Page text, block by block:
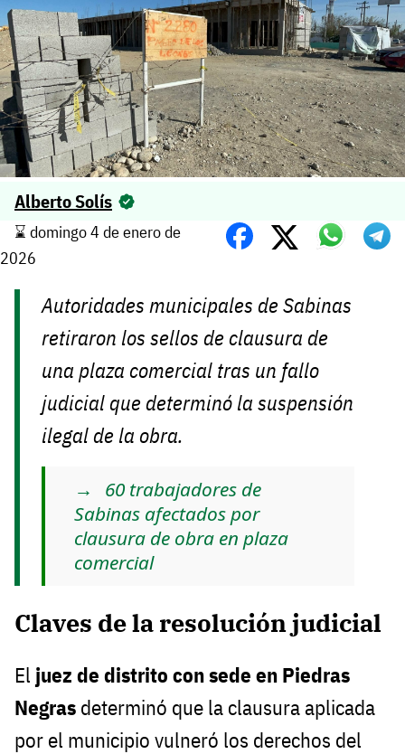
Alberto Solís
⌛️ domingo 4 de enero de
2026
Autoridades municipales de Sabinas
retiraron los sellos de clausura de
una plaza comercial tras un fallo
judicial que determinó la suspensión
ilegal de la obra.
60 trabajadores de
Sabinas afectados por
clausura de obra en plaza
comercial
Claves de la resolución judicial
El juez de distrito con sede en Piedras
Negras determinó que la clausura aplicada
por el municipio vulneró los derechos del